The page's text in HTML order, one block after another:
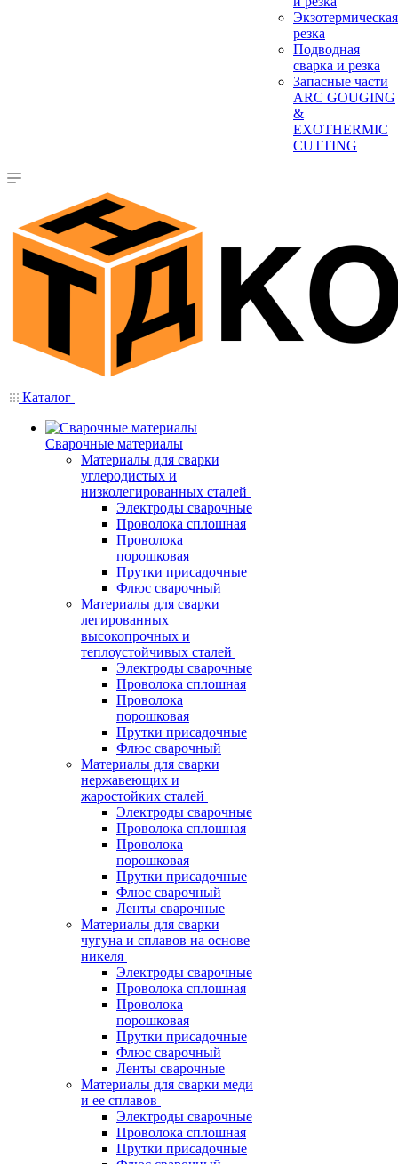
Экзотермическая
резка
Подводная
сварка и резка
Запасные части
ARC GOUGING
&
EXOTHERMIC
CUTTING
Каталог
Сварочные материалы
Материалы для сварки
углеродистых и
низколегированных сталей
Электроды сварочные
Проволока сплошная
Проволока
порошковая
Прутки присадочные
Флюс сварочный
Материалы для сварки
легированных
высокопрочных и
теплоустойчивых сталей
Электроды сварочные
Проволока сплошная
Проволока
порошковая
Прутки присадочные
Флюс сварочный
Материалы для сварки
нержавеющих и
жаростойких сталей
Электроды сварочные
Проволока сплошная
Проволока
порошковая
Прутки присадочные
Флюс сварочный
Ленты сварочные
Материалы для сварки
чугуна и сплавов на основе
никеля
Электроды сварочные
Проволока сплошная
Проволока
порошковая
Прутки присадочные
Флюс сварочный
Ленты сварочные
Материалы для сварки меди
и ее сплавов
Электроды сварочные
Проволока сплошная
Прутки присадочные